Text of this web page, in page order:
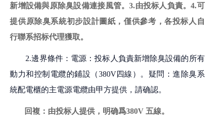
新增設備與原除臭設備連接風管。3.由投标人負責。4.可
提供原除臭系統初步設計圖紙，僅供參考，各投标人自
行聯系招标代理獲取。
2.邊界條件：電源：投标人負責新增除臭設備的所有
動力和控制電纜的鋪設（380V四線）。疑問：進除臭系
統配電櫃的主電源電纜由甲方提供，請确認。
回複：由投标人提供，明确爲380V 五線。